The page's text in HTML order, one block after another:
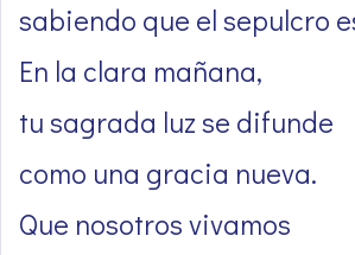
sabiendo que el sepulcro
En la clara mañana,
tu sagrada luz se difunde
como una gracia nueva.
Que nosotros vivamos